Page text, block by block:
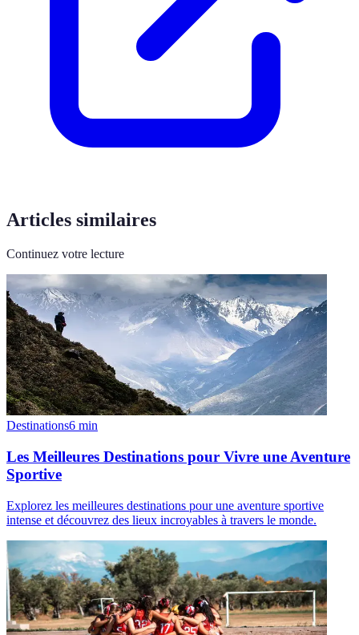
Articles similaires
Continuez votre lecture
Destinations6 min
Les Meilleures Destinations pour Vivre une Aventure
Sportive
Explorez les meilleures destinations pour une aventure sportive
intense et découvrez des lieux incroyables à travers le monde.